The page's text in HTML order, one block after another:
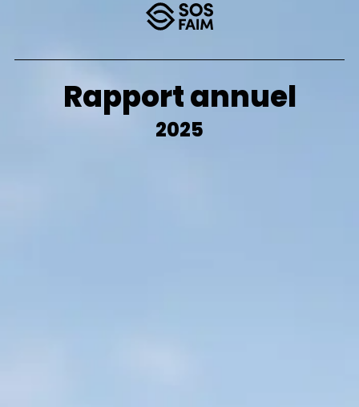
Rapport annuel
2025